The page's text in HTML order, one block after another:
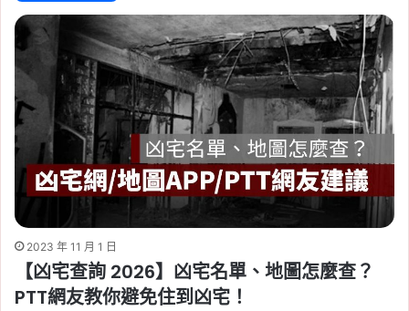
2023 年 11 月 1 日
【凶宅查詢 2026】凶宅名單、地圖怎麼查？
PTT網友教你避免住到凶宅！